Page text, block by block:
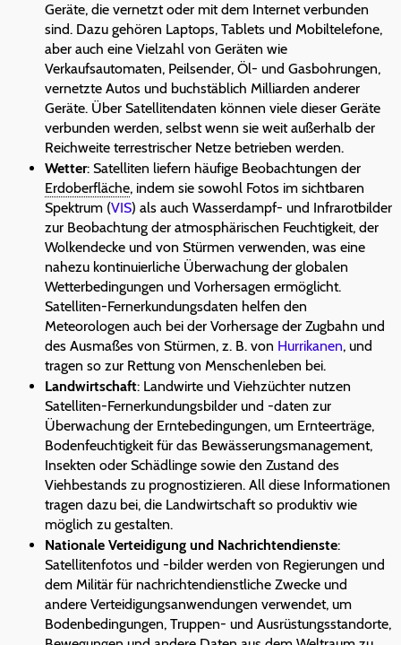
Geräte, die vernetzt oder mit dem Internet verbunden
sind. Dazu gehören Laptops, Tablets und Mobiltelefone,
aber auch eine Vielzahl von Geräten wie
Verkaufsautomaten, Peilsender, Öl- und Gasbohrungen,
vernetzte Autos und buchstäblich Milliarden anderer
Geräte. Über Satellitendaten können viele dieser Geräte
verbunden werden, selbst wenn sie weit außerhalb der
Reichweite terrestrischer Netze betrieben werden.
Wetter: Satelliten liefern häufige Beobachtungen der
Erdoberfläche, indem sie sowohl Fotos im sichtbaren
Spektrum (VIS) als auch Wasserdampf- und Infrarotbilder
zur Beobachtung der atmosphärischen Feuchtigkeit, der
Wolkendecke und von Stürmen verwenden, was eine
nahezu kontinuierliche Überwachung der globalen
Wetterbedingungen und Vorhersagen ermöglicht.
Satelliten-Fernerkundungsdaten helfen den
Meteorologen auch bei der Vorhersage der Zugbahn und
des Ausmaßes von Stürmen, z. B. von Hurrikanen, und
tragen so zur Rettung von Menschenleben bei.
Landwirtschaft: Landwirte und Viehzüchter nutzen
Satelliten-Fernerkundungsbilder und -daten zur
Überwachung der Erntebedingungen, um Ernteerträge,
Bodenfeuchtigkeit für das Bewässerungsmanagement,
Insekten oder Schädlinge sowie den Zustand des
Viehbestands zu prognostizieren. All diese Informationen
tragen dazu bei, die Landwirtschaft so produktiv wie
möglich zu gestalten.
Nationale Verteidigung und Nachrichtendienste:
Satellitenfotos und -bilder werden von Regierungen und
dem Militär für nachrichtendienstliche Zwecke und
andere Verteidigungsanwendungen verwendet, um
Bodenbedingungen, Truppen- und Ausrüstungsstandorte,